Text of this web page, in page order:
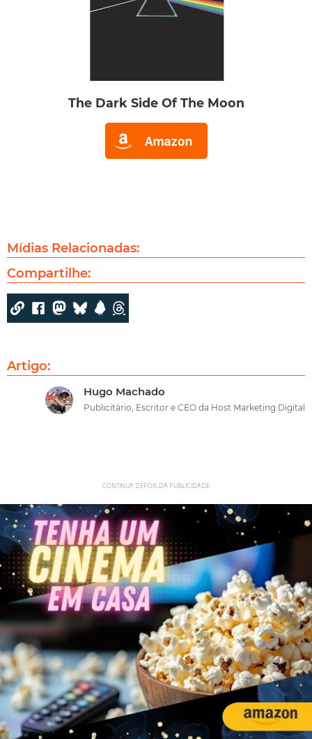
The Dark Side Of The Moon
Mídias Relacionadas:
Compartilhe:
Artigo:
Hugo Machado
Publicitário, Escritor e CEO da Host Marketing Digital
CONTINUA DEPOIS DA PUBLICIDADE